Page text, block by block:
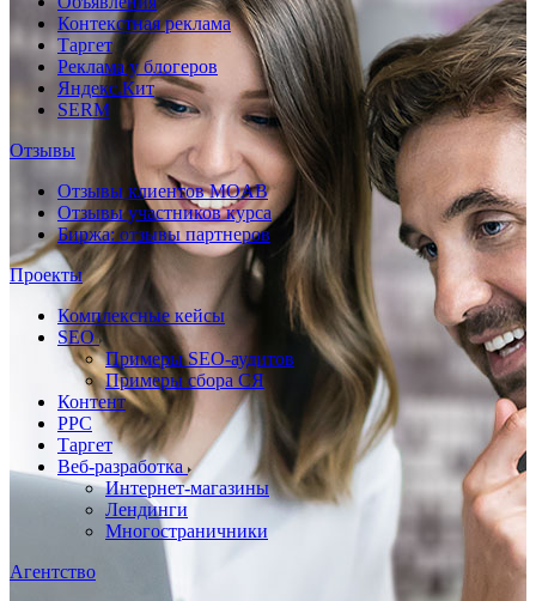
Контекстная реклама
Таргет
Реклама у блогеров
Яндекс.Кит
SERM
Отзывы
Отзывы клиентов MOAB
Отзывы участников курса
Биржа: отзывы партнеров
Проекты
Комплексные кейсы
SEO
Примеры SEO-аудитов
Примеры сбора СЯ
Контент
PPC
Таргет
Веб-разработка
Интернет-магазины
Лендинги
Многостраничники
Агентство